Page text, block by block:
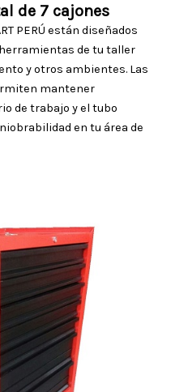
de 7 cajones
PERÚ están diseñados
de tu taller
y otros ambientes. Las
mantener
de trabajo y el tubo
en tu área de